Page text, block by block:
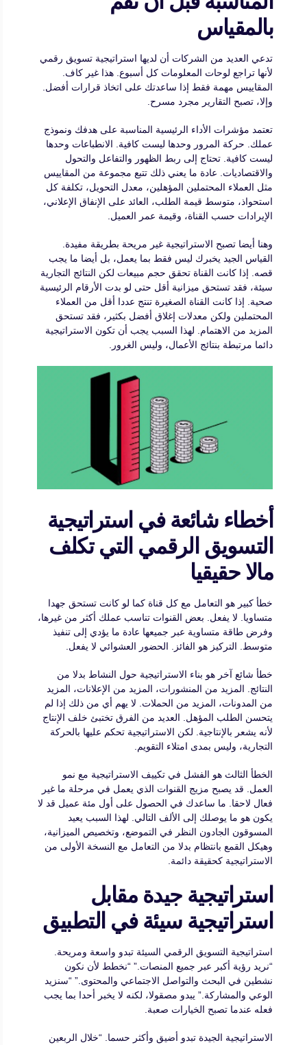
بالمقياس
تدعي العديد من الشركات أن لديها استراتيجية تسويق رقمي
لأنها تراجع لوحات المعلومات كل أسبوع. هذا غير كاف.
المقاييس مهمة فقط إذا ساعدتك على اتخاذ قرارات أفضل.
وإلا، تصبح التقارير مجرد مسرح.
تعتمد مؤشرات الأداء الرئيسية المناسبة على هدفك ونموذج
عملك. حركة المرور وحدها ليست كافية. الانطباعات وحدها
ليست كافية. تحتاج إلى ربط الظهور والتفاعل والتحول
والاقتصاديات. عادة ما يعني ذلك تتبع مجموعة من المقاييس
مثل العملاء المحتملين المؤهلين، معدل التحويل، تكلفة كل
استحواذ، متوسط قيمة الطلب، العائد على الإنفاق الإعلاني،
الإيرادات حسب القناة، وقيمة عمر العميل.
وهنا أيضا تصبح الاستراتيجية غير مريحة بطريقة مفيدة.
القياس الجيد يخبرك ليس فقط بما يعمل، بل أيضا ما يجب
قصه. إذا كانت القناة تحقق حجم مبيعات لكن النتائج التجارية
سيئة، فقد تستحق ميزانية أقل حتى لو بدت الأرقام الرئيسية
صحية. إذا كانت القناة الصغيرة تنتج عددا أقل من العملاء
المحتملين ولكن معدلات إغلاق أفضل بكثير، فقد تستحق
المزيد من الاهتمام. لهذا السبب يجب أن تكون الاستراتيجية
دائما مرتبطة بنتائج الأعمال، وليس الغرور.
أخطاء شائعة في استراتيجية
التسويق الرقمي التي تكلف
مالا حقيقيا
خطأ كبير هو التعامل مع كل قناة كما لو كانت تستحق جهدا
متساويا. لا يفعل. بعض القنوات تناسب عملك أكثر من غيرها،
وفرض طاقة متساوية عبر جميعها عادة ما يؤدي إلى تنفيذ
متوسط. التركيز هو الفائز. الحضور العشوائي لا يفعل.
خطأ شائع آخر هو بناء الاستراتيجية حول النشاط بدلا من
النتائج. المزيد من المنشورات، المزيد من الإعلانات، المزيد
من المدونات، المزيد من الحملات. لا يهم أي من ذلك إذا لم
يتحسن الطلب المؤهل. العديد من الفرق تختبئ خلف الإنتاج
لأنه يشعر بالإنتاجية. لكن الاستراتيجية تحكم عليها بالحركة
التجارية، وليس بمدى امتلاء التقويم.
الخطأ الثالث هو الفشل في تكييف الاستراتيجية مع نمو
العمل. قد يصبح مزيج القنوات الذي يعمل في مرحلة ما غير
فعال لاحقا. ما ساعدك في الحصول على أول مئة عميل قد لا
يكون هو ما يوصلك إلى الألف التالي. لهذا السبب يعيد
المسوقون الجادون النظر في التموضع، وتخصيص الميزانية،
وهيكل القمع بانتظام بدلا من التعامل مع النسخة الأولى من
الاستراتيجية كحقيقة دائمة.
استراتيجية جيدة مقابل
استراتيجية سيئة في التطبيق
استراتيجية التسويق الرقمي السيئة تبدو واسعة ومريحة.
“نريد رؤية أكبر عبر جميع المنصات.” “نخطط لأن نكون
نشطين في البحث والتواصل الاجتماعي والمحتوى.” “سنزيد
الوعي والمشاركة.” يبدو مصقولا، لكنه لا يخبر أحدا بما يجب
فعله عندما تصبح الخيارات صعبة.
الاستراتيجية الجيدة تبدو أضيق وأكثر حسما. “خلال الربعين